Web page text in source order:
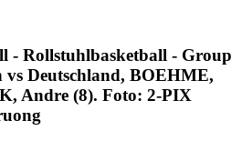
- Rollstuhlbasketball - Group
Deutschland, BOEHME,
Andre (8). Foto: 2-PIX